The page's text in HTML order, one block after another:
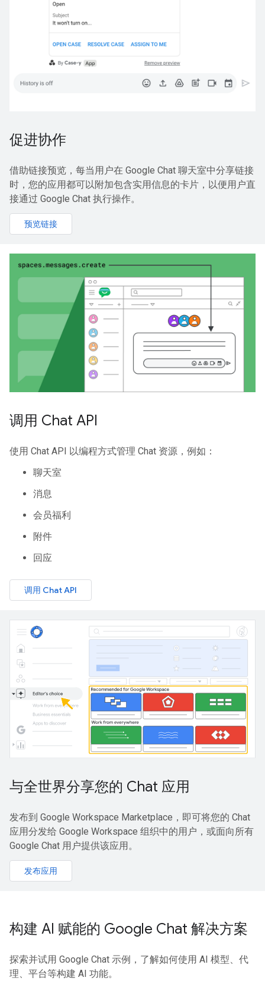
促进协作
借助链接预览，每当用户在 Google Chat 聊天室中分享链接
时，您的应用都可以附加包含实用信息的卡片，以便用户直
接通过 Google Chat 执行操作。
预览链接
调用 Chat API
使用 Chat API 以编程方式管理 Chat 资源，例如：
聊天室
消息
会员福利
附件
回应
调用 Chat API
与全世界分享您的 Chat 应用
发布到 Google Workspace Marketplace，即可将您的 Chat
应用分发给 Google Workspace 组织中的用户，或面向所有
Google Chat 用户提供该应用。
发布应用
构建 AI 赋能的 Google Chat 解决方案
探索并试用 Google Chat 示例，了解如何使用 AI 模型、代
理、平台等构建 AI 功能。